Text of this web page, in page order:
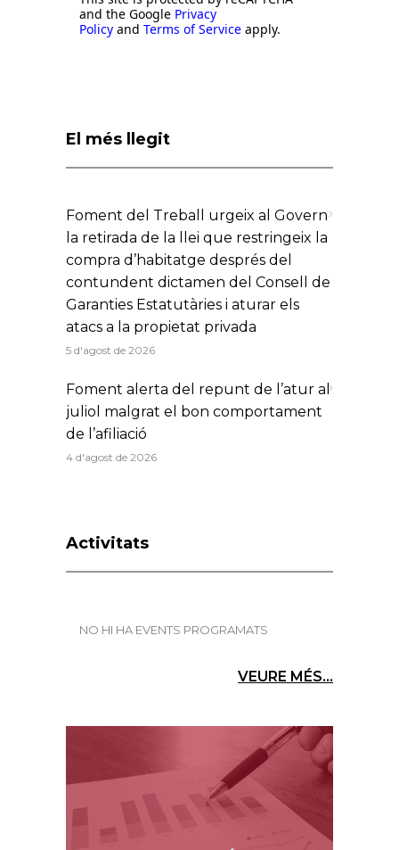
and the Google Privacy
Policy and Terms of Service apply.
El més llegit
Foment del Treball urgeix al Govern
la retirada de la llei que restringeix la
compra d’habitatge després del
contundent dictamen del Consell de
Garanties Estatutàries i aturar els
atacs a la propietat privada
5 d'agost de 2026
Foment alerta del repunt de l’atur al
juliol malgrat el bon comportament
de l’afiliació
4 d'agost de 2026
Activitats
NO HI HA EVENTS PROGRAMATS
VEURE MÉS...